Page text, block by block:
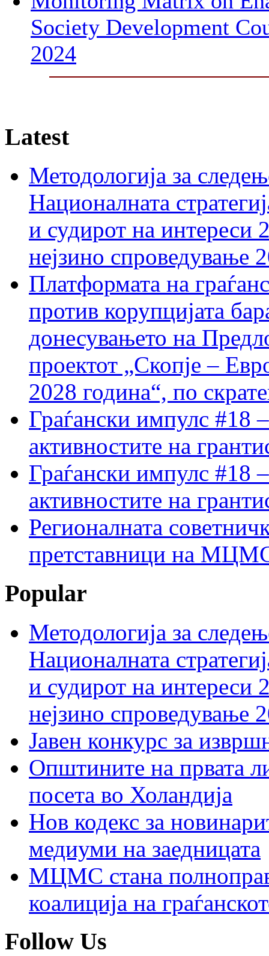
Society Development
2024
Latest
Методологија за
Националната
и судирот на интереси
нејзино спроведување
Платформата на
против корупцијата
донесувањето на
проектот „Скопје –
2028 година“, по
Граѓански импулс #18
активностите на
Граѓански импулс #18
активностите на
Регионалната
претставници на МЦМС
Popular
Методологија за
Националната
и судирот на интереси
нејзино спроведување
Јавен конкурс за
Општините на првата
посета во Холандија
Нов кодекс за
медиуми на заедницата
МЦМС стана
коалиција на
Follow Us